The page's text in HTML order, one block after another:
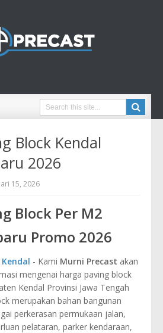
Block Kendal
2026
15, 2026
Block Per M2
Promo 2026
- Kami Murni Precast akan
mengenai harga paving block
Kendal Provinsi Jawa Tengah
merupakan bahan bangunan
perkerasan permukaan jalan,
pelataran, parker kendaraan,